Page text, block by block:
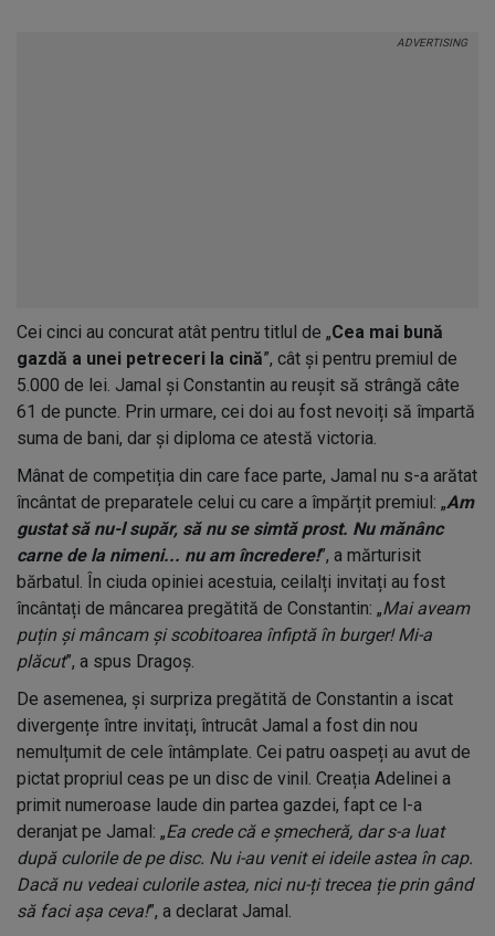
Cei cinci au concurat atât pentru titlul de „Cea mai bună
gazdă a unei petreceri la cină”, cât și pentru premiul de
5.000 de lei. Jamal și Constantin au reușit să strângă câte
61 de puncte. Prin urmare, cei doi au fost nevoiți să împartă
suma de bani, dar și diploma ce atestă victoria.
Mânat de competiția din care face parte, Jamal nu s-a arătat
încântat de preparatele celui cu care a împărțit premiul: „Am
gustat să nu-l supăr, să nu se simtă prost. Nu mănânc
carne de la nimeni... nu am încredere!”, a mărturisit
bărbatul. În ciuda opiniei acestuia, ceilalți invitați au fost
încântați de mâncarea pregătită de Constantin: „Mai aveam
puțin și mâncam și scobitoarea înfiptă în burger! Mi-a
plăcut”, a spus Dragoș.
De asemenea, și surpriza pregătită de Constantin a iscat
divergențe între invitați, întrucât Jamal a fost din nou
nemulțumit de cele întâmplate. Cei patru oaspeți au avut de
pictat propriul ceas pe un disc de vinil. Creația Adelinei a
primit numeroase laude din partea gazdei, fapt ce l-a
deranjat pe Jamal: „Ea crede că e șmecheră, dar s-a luat
după culorile de pe disc. Nu i-au venit ei ideile astea în cap.
Dacă nu vedeai culorile astea, nici nu-ți trecea ție prin gând
să faci așa ceva!”, a declarat Jamal.